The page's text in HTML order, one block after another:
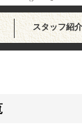
スタッフ紹介